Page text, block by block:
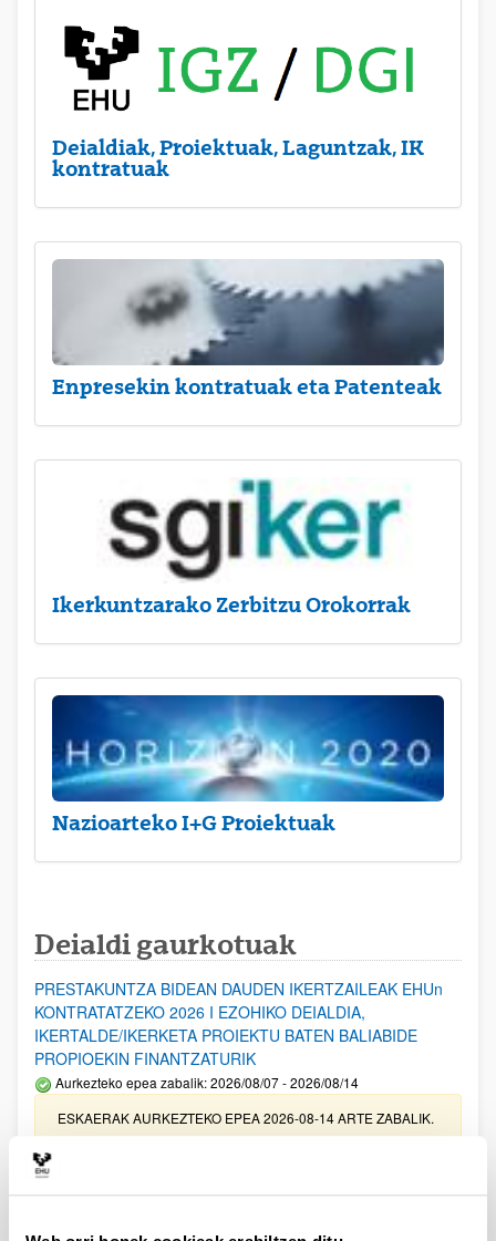
Deialdiak, Proiektuak, Laguntzak, IK
kontratuak
Enpresekin kontratuak eta Patenteak
Ikerkuntzarako Zerbitzu Orokorrak
Nazioarteko I+G Proiektuak
Deialdi gaurkotuak
PRESTAKUNTZA BIDEAN DAUDEN IKERTZAILEAK EHUn
KONTRATATZEKO 2026 I EZOHIKO DEIALDIA,
IKERTALDE/IKERKETA PROIEKTU BATEN BALIABIDE
PROPIOEKIN FINANTZATURIK
Aurkezteko epea zabalik: 2026/08/07 - 2026/08/14
ESKAERAK AURKEZTEKO EPEA 2026-08-14 ARTE ZABALIK.
UPV/EHUn Azpiegitura Zientifikoa eta Funts Bibliografikoak
erosi eta berritzeko laguntzak 2026